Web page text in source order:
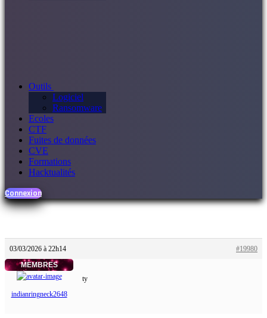
Outils
Logiciel
Ransomware
Ecoles
CTF
Fuites de données
CVE
Formations
Hacktualités
Connexion
03/03/2026 à 22h14
#19980
MEMBRES
indianringneck2648
ty